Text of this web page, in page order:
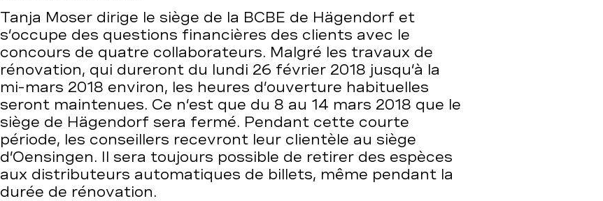
Tanja Moser dirige le siège de la BCBE de Hägendorf et
s’occupe des questions financières des clients avec le
concours de quatre collaborateurs. Malgré les travaux de
rénovation, qui dureront du lundi 26 février 2018 jusqu’à la
mi-mars 2018 environ, les heures d’ouverture habituelles
seront maintenues. Ce n’est que du 8 au 14 mars 2018 que le
siège de Hägendorf sera fermé. Pendant cette courte
période, les conseillers recevront leur clientèle au siège
d’Oensingen. Il sera toujours possible de retirer des espèces
aux distributeurs automatiques de billets, même pendant la
durée de rénovation.